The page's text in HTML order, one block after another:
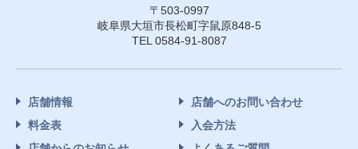
〒503-0997
岐阜県大垣市長松町字鼠原848-5
TEL 0584-91-8087
店舗情報
料金表
店舗へのお問い合わせ
入会方法